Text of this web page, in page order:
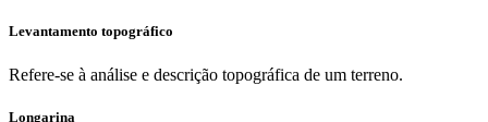
Levantamento topográfico
Refere-se à análise e descrição topográfica de um terreno.
Longarina